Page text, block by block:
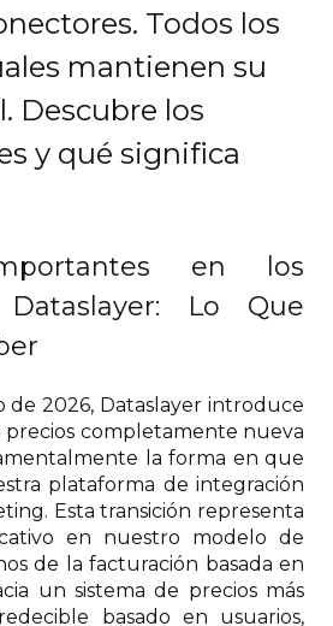
Todos los
mantienen su
Descubre los
y qué significa
en los
Lo Que
2026, Dataslayer introduce
completamente nueva
la forma en que
plataforma de integración
Esta transición representa
en nuestro modelo de
de la facturación basada en
un sistema de precios más
basado en usuarios,